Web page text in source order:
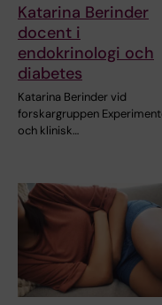
Katarina Berinder
docent i
endokrinologi och
diabetes
Katarina Berinder vid
forskargruppen
och klinisk…